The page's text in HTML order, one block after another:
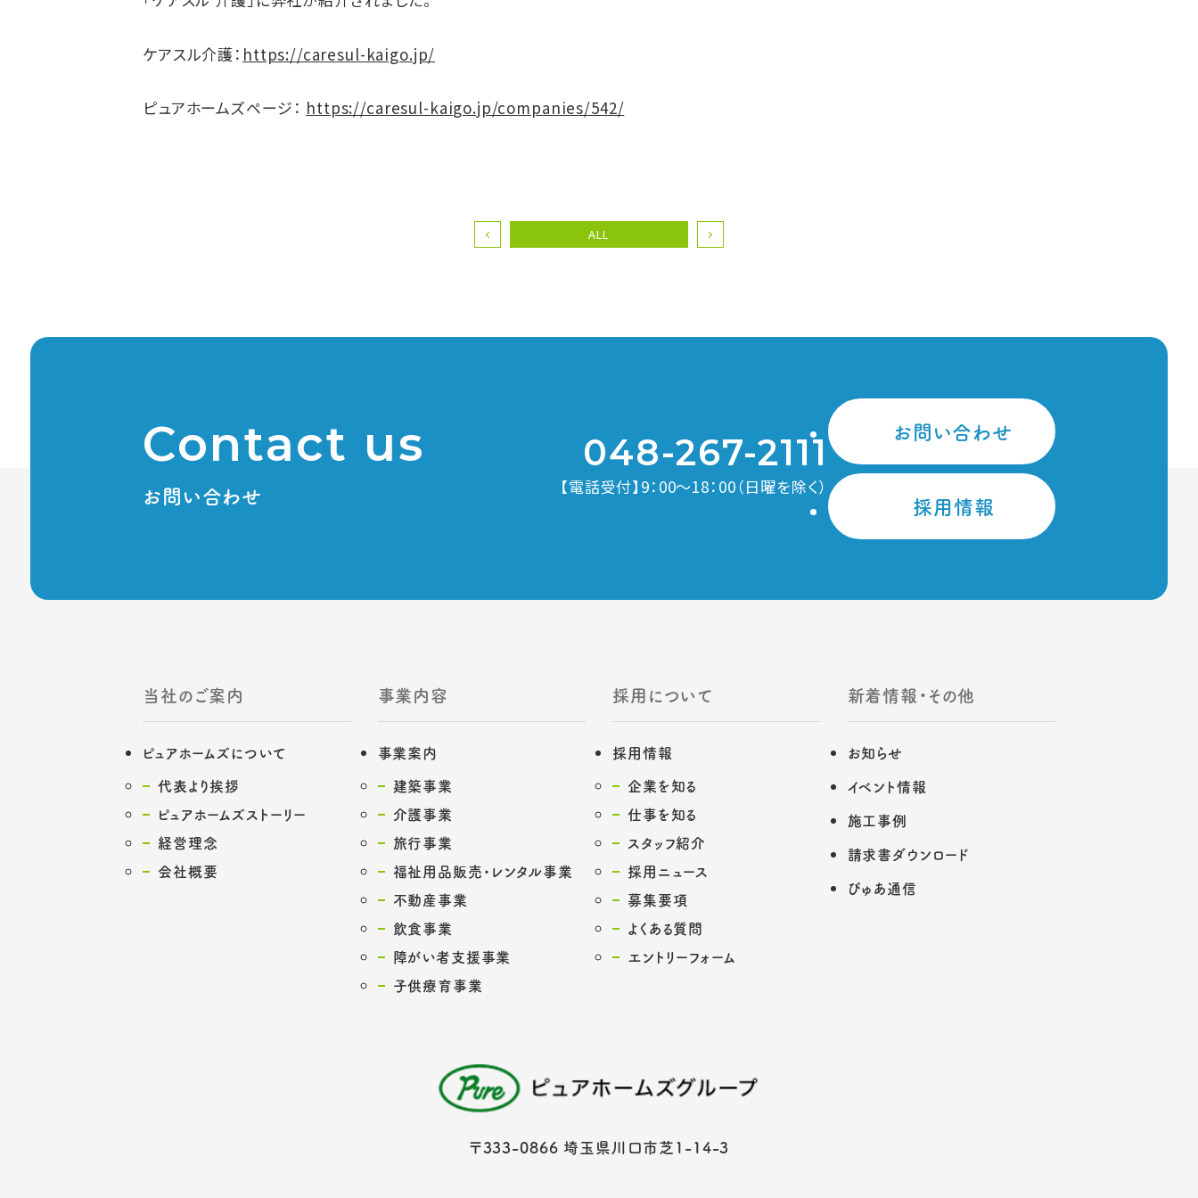
ケアスル介護： https://caresul-kaigo.jp/
ピュアホームズページ： https://caresul-kaigo.jp/companies/542/
ALL
Contact us
お問い合わせ
048-267-2111
【電話受付】9：00～18：00（日曜を除く）
お問い合わせ
採用情報
当社のご案内
ピュアホームズについて
代表より挨拶
ピュアホームズストーリー
経営理念
会社概要
事業内容
事業案内
建築事業
介護事業
旅行事業
福祉用品販売・レンタル事業
不動産事業
飲食事業
障がい者支援事業
子供療育事業
採用について
採用情報
企業を知る
仕事を知る
スタッフ紹介
採用ニュース
募集要項
よくある質問
エントリーフォーム
新着情報・その他
お知らせ
イベント情報
施工事例
請求書ダウンロード
ぴゅあ通信
〒333-0866 埼玉県川口市芝1-14-3